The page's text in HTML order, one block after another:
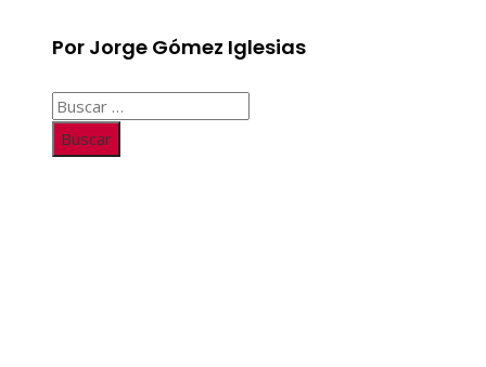
Por Jorge Gómez Iglesias
Buscar: